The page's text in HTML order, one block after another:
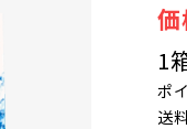
価
1
ポ
送